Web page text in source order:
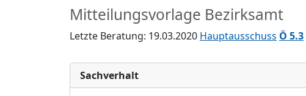
Mitteilungsvorlage Bezirksamt
Letzte Beratung: 19.03.2020 Hauptausschuss Ö 5.3
Sachverhalt